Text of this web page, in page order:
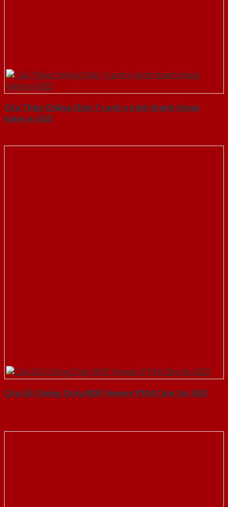
Cửa Thép Chống Cháy 1 canh o kinh thanh thoat
hiem-a-SGD
Cửa Gỗ Chống Cháy MDF Veneer P1R4 Căm Xe-SGD